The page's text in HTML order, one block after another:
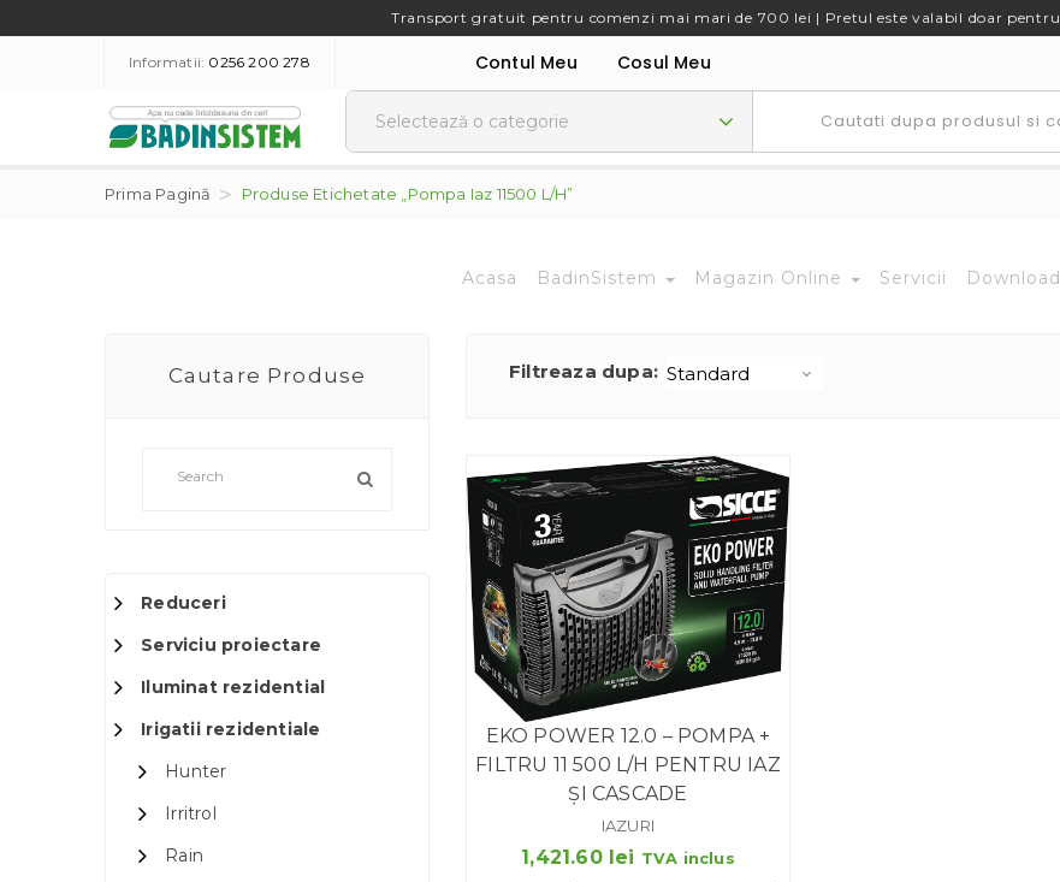
Transport gratuit pentru comenzi mai mari de 700 lei | Pretul este valabil doar pentru
Informatii: 0256 200 278 Contul Meu Cosul Meu
Prima Pagină Produse Etichetate „pompa Iaz 11500 L/h”
Acasa BadinSistem Magazin Online Servicii Download
Cautare Produse
Reduceri
Serviciu proiectare
Iluminat rezidential
Irigatii rezidentiale
Hunter
Irritrol
Rain
Filtreaza dupa:
EKO POWER 12.0 – POMPA +
FILTRU 11 500 L/H PENTRU IAZ
ȘI CASCADE
IAZURI
1,421.60 lei TVA inclus